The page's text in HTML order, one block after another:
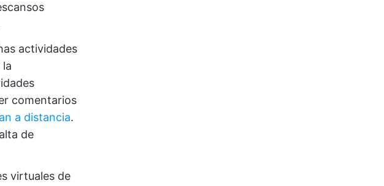
actividades
comentarios
a distancia.
de
virtuales de